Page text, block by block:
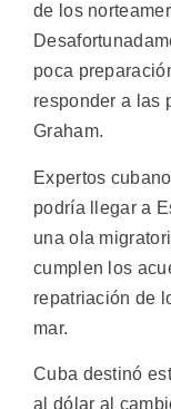
de los
poca
responder a las
Graham.
Expertos
podría llegar a
una ola
cumplen los
repatriación de
mar.
Cuba destinó
al dólar al